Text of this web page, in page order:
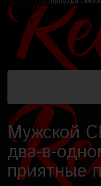
Мужской
два-в-
приятные